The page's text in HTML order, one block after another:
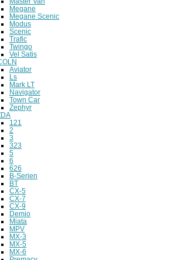
Megane
Megane Scenic
Modus
Scenic
Trafic
Twingo
Vel Satis
Aviator
Ls
Mark LT
Navigator
Town Car
Zephyr
121
2
3
323
5
6
626
B-Serien
BT
CX-5
CX-7
CX-9
Demio
Miata
MPV
MX-3
MX-5
MX-6